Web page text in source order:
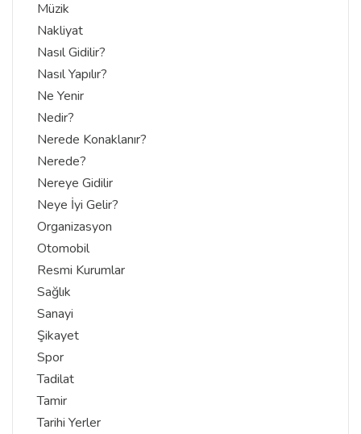
Müzik
Nakliyat
Nasıl Gidilir?
Nasıl Yapılır?
Ne Yenir
Nedir?
Nerede Konaklanır?
Nerede?
Nereye Gidilir
Neye İyi Gelir?
Organizasyon
Otomobil
Resmi Kurumlar
Sağlık
Sanayi
Şikayet
Spor
Tadilat
Tamir
Tarihi Yerler